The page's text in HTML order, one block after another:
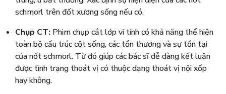
schmorl trên đốt xương sống nếu có.
Chụp CT: Phim chụp cắt lớp vi tính có khả năng thể hiện
toàn bộ cấu trúc cột sống, các tổn thương và sự tồn tại
của nốt schmorl. Từ đó giúp các bác sĩ dễ dàng kết luận
được tình trạng thoát vị có thuộc dạng thoát vị nội xốp
hay không.